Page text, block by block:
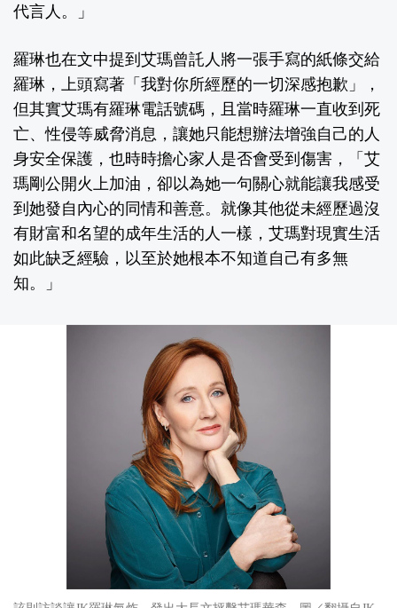
代言人。」
羅琳也在文中提到艾瑪曾託人將一張手寫的紙條交給
羅琳，上頭寫著「我對你所經歷的一切深感抱歉」，
但其實艾瑪有羅琳電話號碼，且當時羅琳一直收到死
亡、性侵等威脅消息，讓她只能想辦法增強自己的人
身安全保護，也時時擔心家人是否會受到傷害，「艾
瑪剛公開火上加油，卻以為她一句關心就能讓我感受
到她發自內心的同情和善意。就像其他從未經歷過沒
有財富和名望的成年生活的人一樣，艾瑪對現實生活
如此缺乏經驗，以至於她根本不知道自己有多無
知。」